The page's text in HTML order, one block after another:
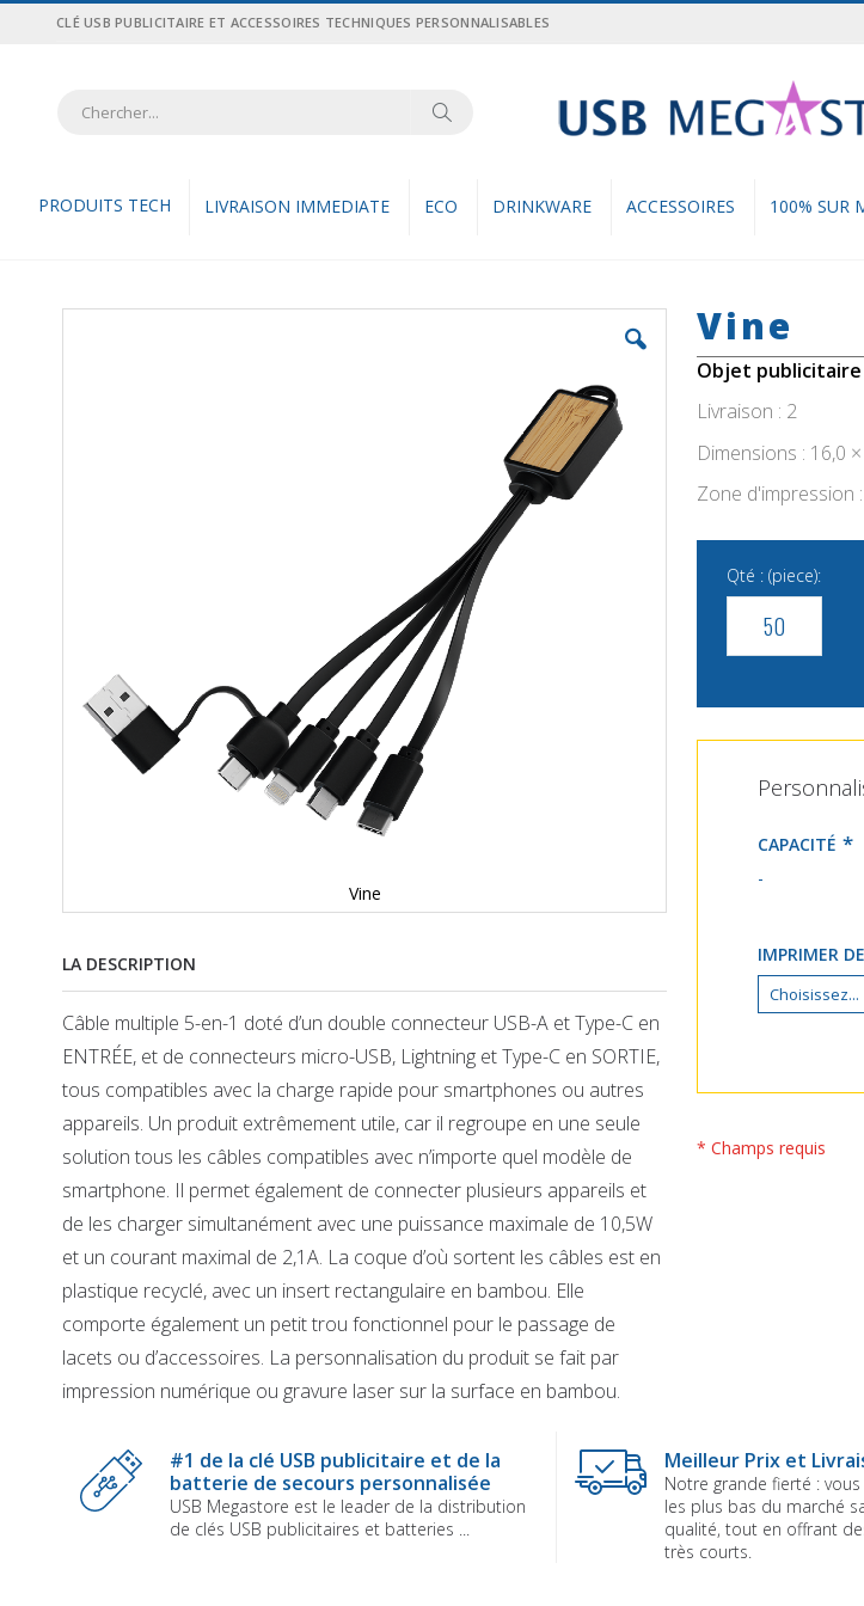
Allez
CLÉ USB PUBLICITAIRE ET ACCESSOIRES TECHNIQUES PERSONNALISABLES
Rechercher
PRODUITS TECH LIVRAISON IMMEDIATE ECO DRINKWARE ACCESSOIRES 100% SUR
Vine
LA DESCRIPTION
Câble multiple 5-en-1 doté d’un double connecteur USB-A et Type-C en
ENTRÉE, et de connecteurs micro-USB, Lightning et Type-C en SORTIE,
tous compatibles avec la charge rapide pour smartphones ou autres
appareils. Un produit extrêmement utile, car il regroupe en une seule
solution tous les câbles compatibles avec n’importe quel modèle de
smartphone. Il permet également de connecter plusieurs appareils et
de les charger simultanément avec une puissance maximale de 10,5W
et un courant maximal de 2,1A. La coque d’où sortent les câbles est en
plastique recyclé, avec un insert rectangulaire en bambou. Elle
comporte également un petit trou fonctionnel pour le passage de
lacets ou d’accessoires. La personnalisation du produit se fait par
impression numérique ou gravure laser sur la surface en bambou.
beginning
Vine
Objet publicitaire
Livraison : 2
Dimensions : 16,0
Zone d'impression
Qté : (piece):
CAPACITÉ
-
IMPRIMER
* Champs requis
#1 de la clé USB publicitaire et de la
batterie de secours personnalisée
USB Megastore est le leader de la distribution
de clés USB publicitaires et batteries ...
Meilleur Prix et
Notre grande fierté :
les plus bas du marché
qualité, tout en offrant
très courts.